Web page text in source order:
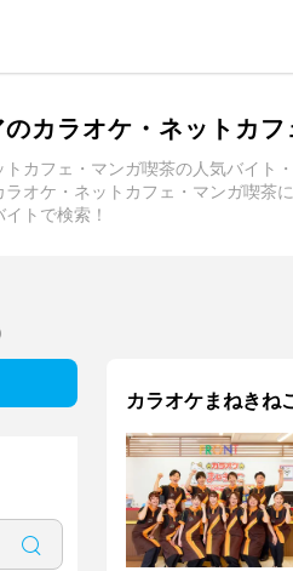
カラオケ・ネットカ
カフェ・マンガ喫茶の人気バイト
オケ・ネットカフェ・マンガ喫
トで検索！
カラオケまねき